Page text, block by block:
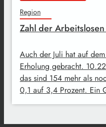
Region
Zahl der
Auch der Juli hat auf
Erholung gebracht.
das sind 154 mehr als
0,1 auf 3,4 Prozent. Ein